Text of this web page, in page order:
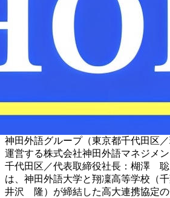
神田外語グループ（東京都千代田区
運営する株式会社神田外語マネジメ
千代田区／代表取締役社長：楜澤 聡
は、神田外語大学と翔凜高等学校（
井沢 隆）が締結した高大連携協定